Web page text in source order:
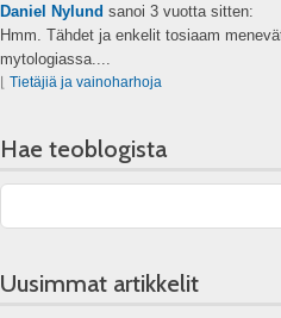
Daniel Nylund sanoi 3 vuotta sitten:
Hmm. Tähdet ja enkelit tosiaam
mytologiassa....
⌊ Tietäjiä ja vainoharhoja
Hae teoblogista
Uusimmat artikkelit